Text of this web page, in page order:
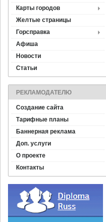
Карты городов
Желтые страницы
Горсправка
Афиша
Новости
Статьи
РЕКЛАМОДАТЕЛЮ
Создание сайта
Тарифные планы
Баннерная реклама
Доп. услуги
О проекте
Контакты